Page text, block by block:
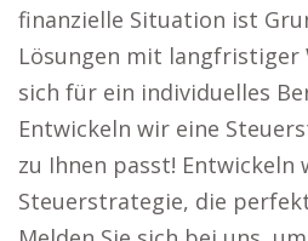
finanzielle Situation ist
Lösungen mit langfristiger
sich für ein individuelles
Entwickeln wir eine
zu Ihnen passt! Entwickeln
Steuerstrategie, die